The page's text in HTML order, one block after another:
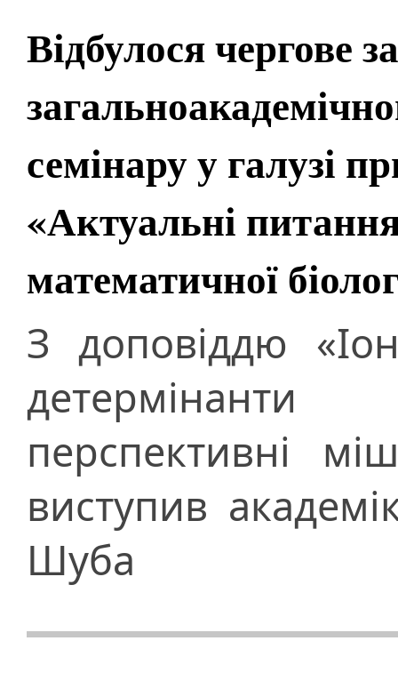
Відбулося чергове
семінару у галузі
«Актуальні
математичної
З доповіддю
перспективні
виступив
Шуба